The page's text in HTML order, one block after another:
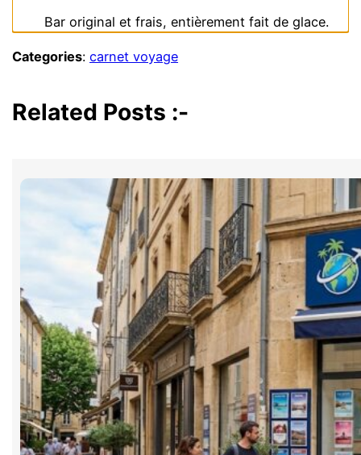
Bar original et frais, entièrement fait de glace.
Categories:carnet voyage
Related Posts :-